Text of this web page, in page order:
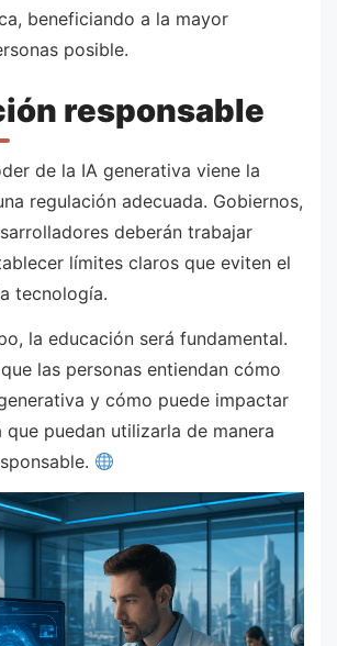
beneficiando a la mayor
posible.
responsable
de la IA generativa viene la
regulación adecuada. Gobiernos,
deberán trabajar
límites claros que eviten el
tecnología.
la educación será fundamental.
las personas entiendan cómo
y cómo puede impactar
que puedan utilizarla de manera